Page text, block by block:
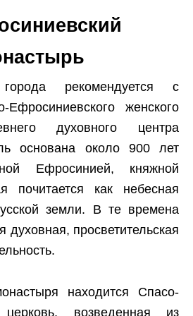
рекомендуется с
женского
духовного центра
основана около 900 лет
Ефросинией, княжной
почитается как небесная
земли. В те времена
духовная, просветительская
находится Спасо-
церковь, возведенная из